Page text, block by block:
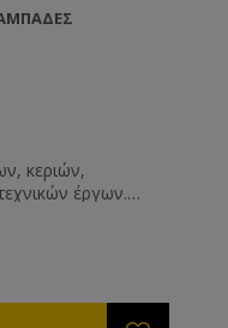
κεριών,
έργων.
Κηρήθρας
από αγνό κερί